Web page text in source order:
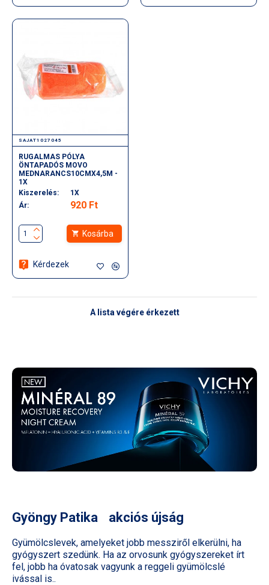
SAJAT1027045
RUGALMAS PÓLYA
ÖNTAPADÓS MOVO
MEDNARANCS10CMX4,5M -
1X
Kiszerelés:
1X
Ár:
920 Ft
Kosárba
Kérdezek
A lista végére érkezett
Gyöngy Patika akciós újság
Gyümölcslevek, amelyeket jobb messziről elkerülni, ha
gyógyszert szedünk. Ha az orvosunk gyógyszereket írt
fel, jobb ha óvatosak vagyunk a reggeli gyümölcslé
ivással is..